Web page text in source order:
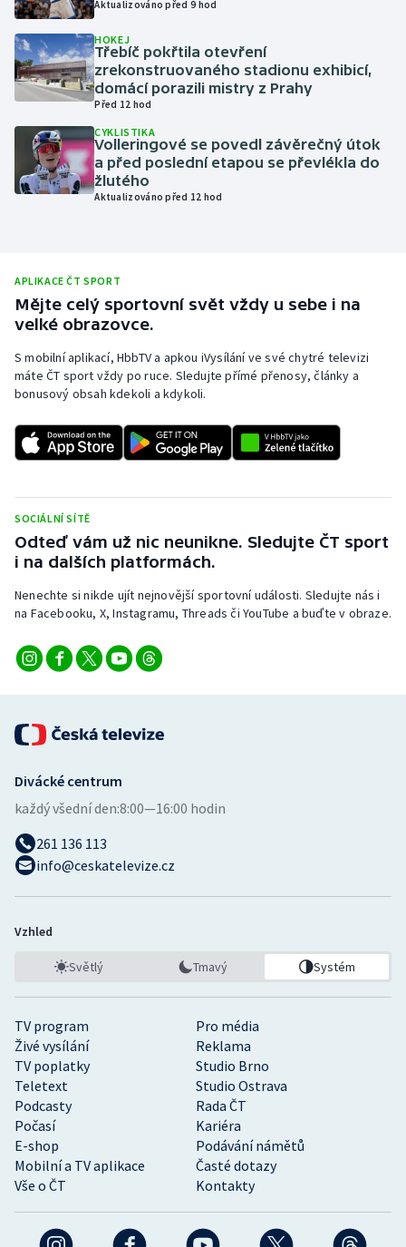
Motorsport
Olympijské hry
Parasport
Plavání
Plážový volejbal
Rychlobruslení
Rychlostní kanoistika
Short track
Sportovní střelba
Stolní tenis
Veslování
Volejbal
Ostatní
Aktualizováno před 9 hod
HOKEJ
Třebíč pokřtila otevření
zrekonstruovaného stadionu exhibicí,
domácí porazili mistry z Prahy
Před 12 hod
CYKLISTIKA
Volleringové se povedl závěrečný útok
a před poslední etapou se převlékla do
žlutého
Aktualizováno před 12 hod
APLIKACE ČT SPORT
Mějte celý sportovní svět vždy u sebe i na
velké obrazovce.
S mobilní aplikací, HbbTV a apkou iVysílání ve své chytré televizi
máte ČT sport vždy po ruce. Sledujte přímé přenosy, články a
bonusový obsah kdekoli a kdykoli.
SOCIÁLNÍ SÍTĚ
Odteď vám už nic neunikne. Sledujte ČT sport
i na dalších platformách.
Nenechte si nikde ujít nejnovější sportovní události. Sledujte nás i
na Facebooku, X, Instagramu, Threads či YouTube a buďte v obraze.
TV program
Pro média
Živé vysílání
Reklama
TV poplatky
Studio Brno
Teletext
Studio Ostrava
Podcasty
Rada ČT
Počasí
Kariéra
E-shop
Podávání námětů
Mobilní a TV aplikace
Časté dotazy
Vše o ČT
Kontakty
Divácké centrum
každý všední den:8:00—16:00 hodin
261 136 113
info@ceskatelevize.cz
Vzhled
Světlý Tmavý Systém